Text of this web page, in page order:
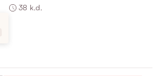
38 k.d.